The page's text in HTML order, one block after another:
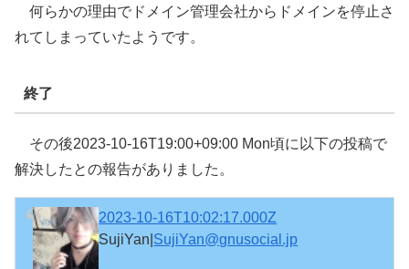
何らかの理由でドメイン管理会社からドメインを停止さ
れてしまっていたようです。
終了
その後2023-10-16T19:00+09:00 Mon頃に以下の投稿で
解決したとの報告がありました。
2023-10-16T10:02:17.000Z
SujiYan| SujiYan@gnusocial.jp